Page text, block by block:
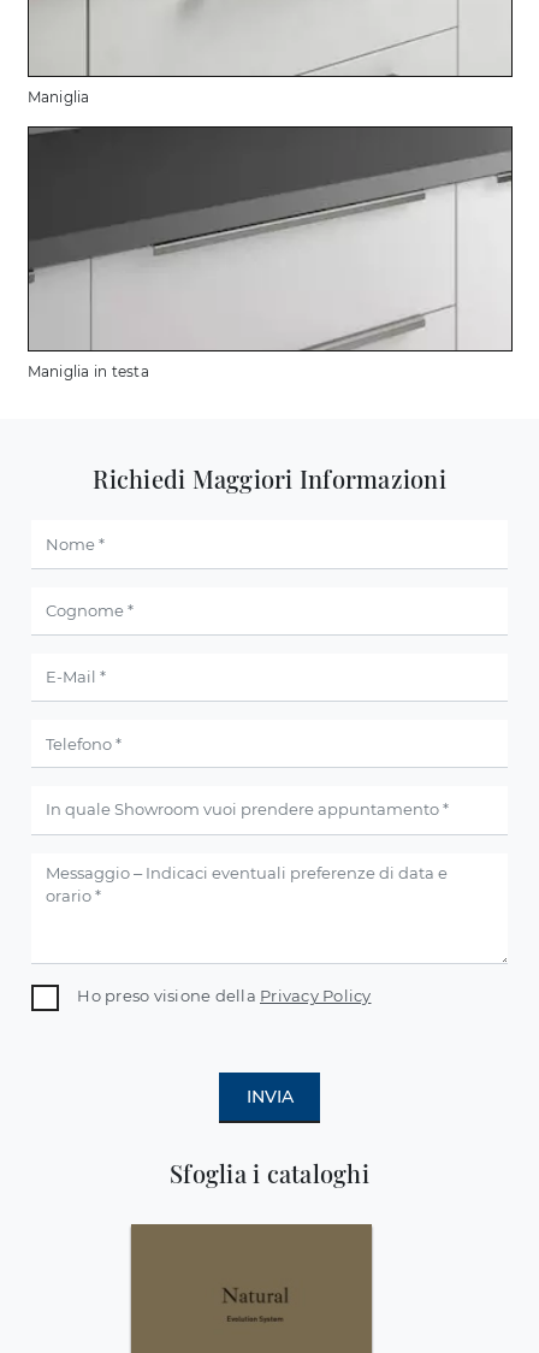
Maniglia
Maniglia in testa
Sfoglia i cataloghi
Richiedi Maggiori Informazioni
Ho preso visione della Privacy Policy
INVIA